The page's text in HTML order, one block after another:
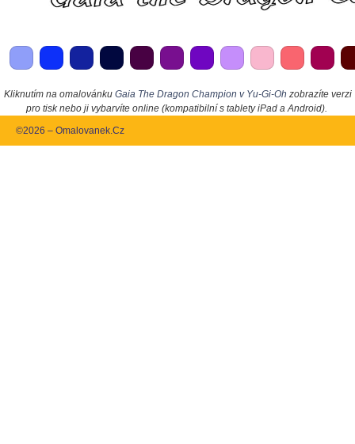
Kliknutím na omalovánku Gaia The Dragon Champion v Yu-Gi-Oh zobrazíte verzi
pro tisk nebo ji vybarvíte online (kompatibilní s tablety iPad a Android).
©2026 – Omalovanek.Cz